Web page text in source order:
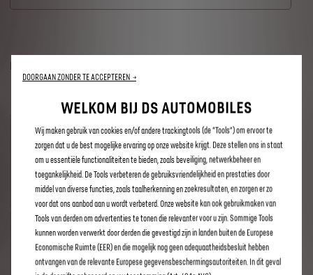
PRIJS
maand
/maand
jaar
,00€
DOORGAAN ZONDER TE ACCEPTEREN →
WELKOM BIJ DS AUTOMOBILES
Wij maken gebruik van cookies en/of andere trackingtools (de “Tools”) om ervoor te
zorgen dat u de best mogelijke ervaring op onze website krijgt. Deze stellen ons in staat
om u essentiële functionaliteiten te bieden, zoals beveiliging, netwerkbeheer en
toegankelijkheid. De Tools verbeteren de gebruiksvriendelijkheid en prestaties door
middel van diverse functies, zoals taalherkenning en zoekresultaten, en zorgen er zo
voor dat ons aanbod aan u wordt verbeterd. Onze website kan ook gebruikmaken van
Tools van derden om advertenties te tonen die relevanter voor u zijn. Sommige Tools
kunnen worden verwerkt door derden die gevestigd zijn in landen buiten de Europese
Economische Ruimte (EER) en die mogelijk nog geen adequaatheidsbesluit hebben
ontvangen van de relevante Europese gegevensbeschermingsautoriteiten. In dit geval